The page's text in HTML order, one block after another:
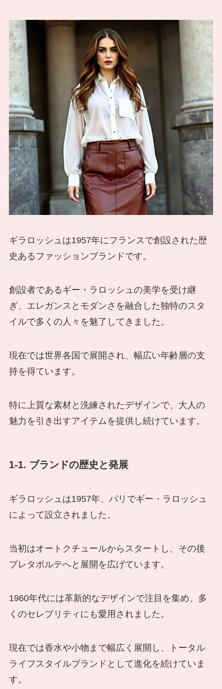
ギラロッシュは1957年にフランスで創設された歴
史あるファッションブランドです。
創設者であるギー・ラロッシュの美学を受け継
ぎ、エレガンスとモダンさを融合した独特のスタ
イルで多くの人々を魅了してきました。
現在では世界各国で展開され、幅広い年齢層の支
持を得ています。
特に上質な素材と洗練されたデザインで、大人の
魅力を引き出すアイテムを提供し続けています。
1-1. ブランドの歴史と発展
ギラロッシュは1957年、パリでギー・ラロッシュ
によって設立されました。
当初はオートクチュールからスタートし、その後
プレタポルテへと展開を広げています。
1960年代には革新的なデザインで注目を集め、多
くのセレブリティにも愛用されました。
現在では香水や小物まで幅広く展開し、トータル
ライフスタイルブランドとして進化を続けていま
す。